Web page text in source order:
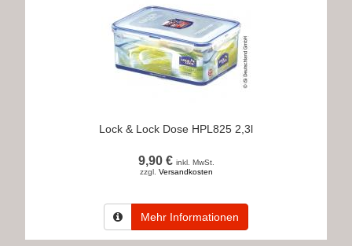
Lock & Lock Dose HPL825 2,3l
9,90 € inkl. MwSt.
zzgl. Versandkosten
Mehr Informationen